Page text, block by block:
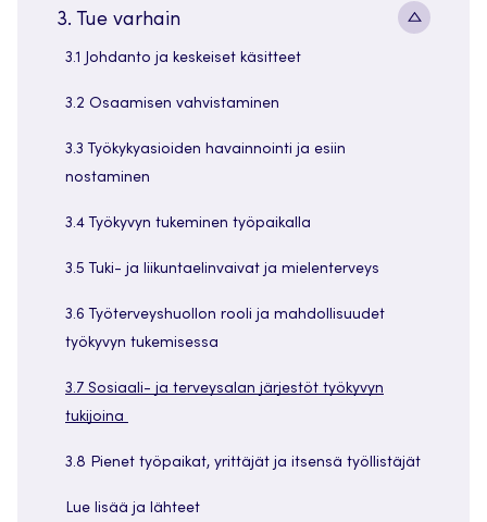
3. Tue varhain
3.1 Johdanto ja keskeiset käsitteet
3.2 Osaamisen vahvistaminen
3.3 Työkykyasioiden havainnointi ja esiin
nostaminen
3.4 Työkyvyn tukeminen työpaikalla
3.5 Tuki- ja liikuntaelinvaivat ja mielenterveys
3.6 Työterveyshuollon rooli ja mahdollisuudet
työkyvyn tukemisessa
3.7 Sosiaali- ja terveysalan järjestöt työkyvyn
tukijoina
3.8 Pienet työpaikat, yrittäjät ja itsensä työllistäjät
Lue lisää ja lähteet